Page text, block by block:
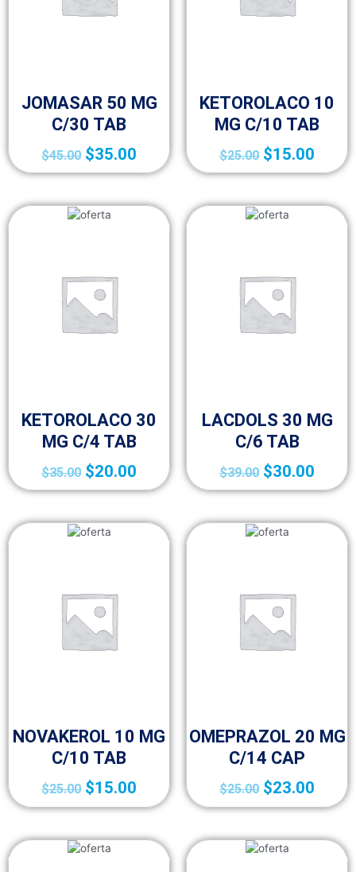
JOMASAR 50 MG
C/30 TAB
$45.00 $35.00
KETOROLACO 10
MG C/10 TAB
$25.00 $15.00
KETOROLACO 30
MG C/4 TAB
$35.00 $20.00
LACDOLS 30 MG
C/6 TAB
$39.00 $30.00
NOVAKEROL 10 MG
C/10 TAB
$25.00 $15.00
OMEPRAZOL 20 MG
C/14 CAP
$25.00 $23.00